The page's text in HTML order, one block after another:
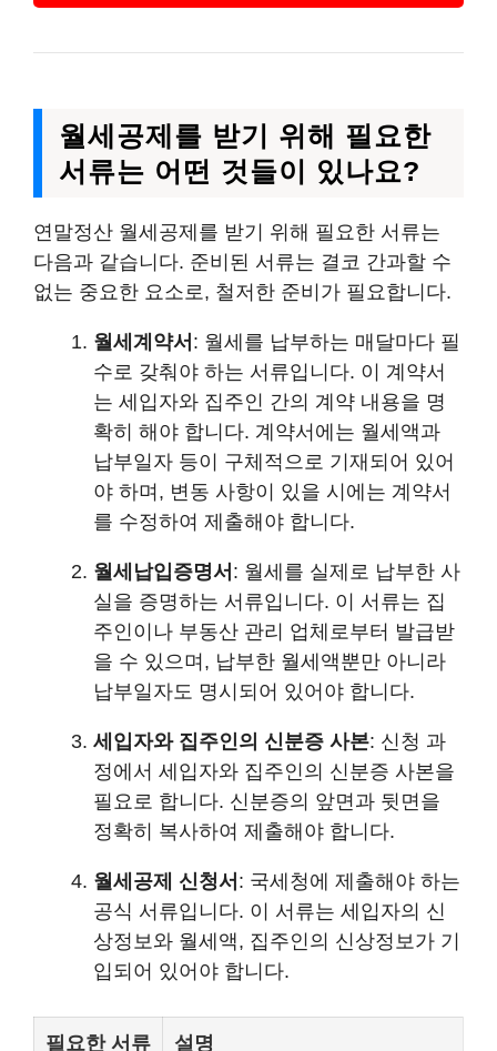
월세공제를 받기 위해 필요한
서류는 어떤 것들이 있나요?
연말정산 월세공제를 받기 위해 필요한 서류는
다음과 같습니다. 준비된 서류는 결코 간과할 수
없는 중요한 요소로, 철저한 준비가 필요합니다.
월세계약서 : 월세를 납부하는 매달마다 필
수로 갖춰야 하는 서류입니다. 이 계약서
는 세입자와 집주인 간의 계약 내용을 명
확히 해야 합니다. 계약서에는 월세액과
납부일자 등이 구체적으로 기재되어 있어
야 하며, 변동 사항이 있을 시에는 계약서
를 수정하여 제출해야 합니다.
월세납입증명서 : 월세를 실제로 납부한 사
실을 증명하는 서류입니다. 이 서류는 집
주인이나 부동산 관리 업체로부터 발급받
을 수 있으며, 납부한 월세액뿐만 아니라
납부일자도 명시되어 있어야 합니다.
세입자와 집주인의 신분증 사본: 신청 과
정에서 세입자와 집주인의 신분증 사본을
필요로 합니다. 신분증의 앞면과 뒷면을
정확히 복사하여 제출해야 합니다.
월세공제 신청서 : 국세청에 제출해야 하는
공식 서류입니다. 이 서류는 세입자의 신
상정보와 월세액, 집주인의 신상정보가 기
입되어 있어야 합니다.
필요한 서류 설명